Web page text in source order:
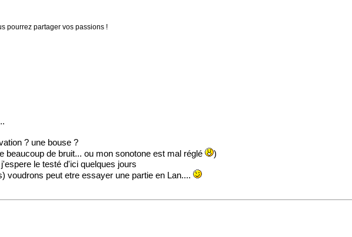
pourrez partager vos passions !
? une bouse ?
beaucoup de bruit... ou mon sonotone est mal réglé
)
le testé d'ici quelques jours
voudrons peut etre essayer une partie en Lan....